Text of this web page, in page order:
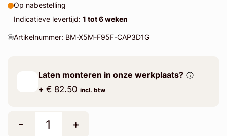
Op nabestelling
Indicatieve levertijd: 1 tot 6 weken
Artikelnummer: BM-X5M-F95F-CAP3D1G
Laten monteren in onze werkplaats?
+ € 82.50 incl. btw
- +